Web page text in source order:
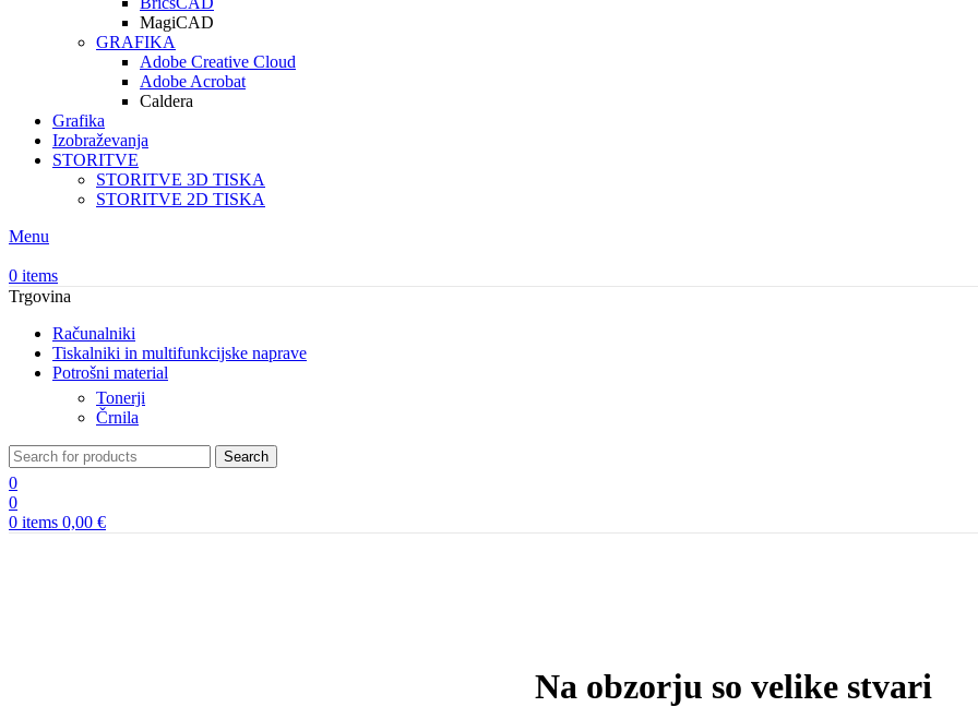
MagiCAD
GRAFIKA
Adobe Creative Cloud
Adobe Acrobat
Caldera
Grafika
Izobraževanja
STORITVE
STORITVE 3D TISKA
STORITVE 2D TISKA
Menu
0 items
Trgovina
Računalniki
Tiskalniki in multifunkcijske naprave
Potrošni material
Tonerji
Črnila
Search
0
0
0 items 0,00 €
Na obzorju so velike stvari